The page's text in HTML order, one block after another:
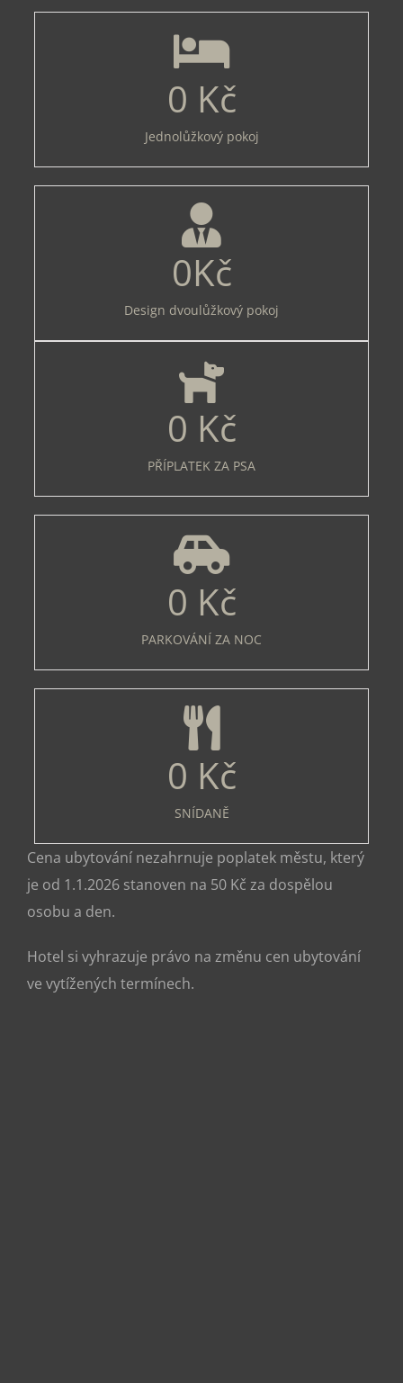
0 Kč
Jednolůžkový pokoj
0Kč
Design dvoulůžkový pokoj
0 Kč
PŘÍPLATEK ZA PSA
0 Kč
PARKOVÁNÍ ZA NOC
0 Kč
SNÍDANĚ
Cena ubytování nezahrnuje poplatek městu, který
je od 1.1.2026 stanoven na 50 Kč za dospělou
osobu a den.
Hotel si vyhrazuje právo na změnu cen ubytování
ve vytížených termínech.